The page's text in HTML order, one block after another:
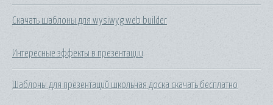
Скачать шаблоны для wysiwyg web builder
Интересные эффекты в презентации
Шаблоны для презентаций школьная доска скачать бесплатно